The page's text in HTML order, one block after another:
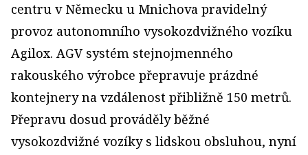
centru v Německu u Mnichova pravidelný
provoz autonomního vysokozdvižného vozíku
Agilox. AGV systém stejnojmenného
rakouského výrobce přepravuje prázdné
kontejnery na vzdálenost přibližně 150 metrů.
Přepravu dosud prováděly běžné
vysokozdvižné vozíky s lidskou obsluhou, nyní